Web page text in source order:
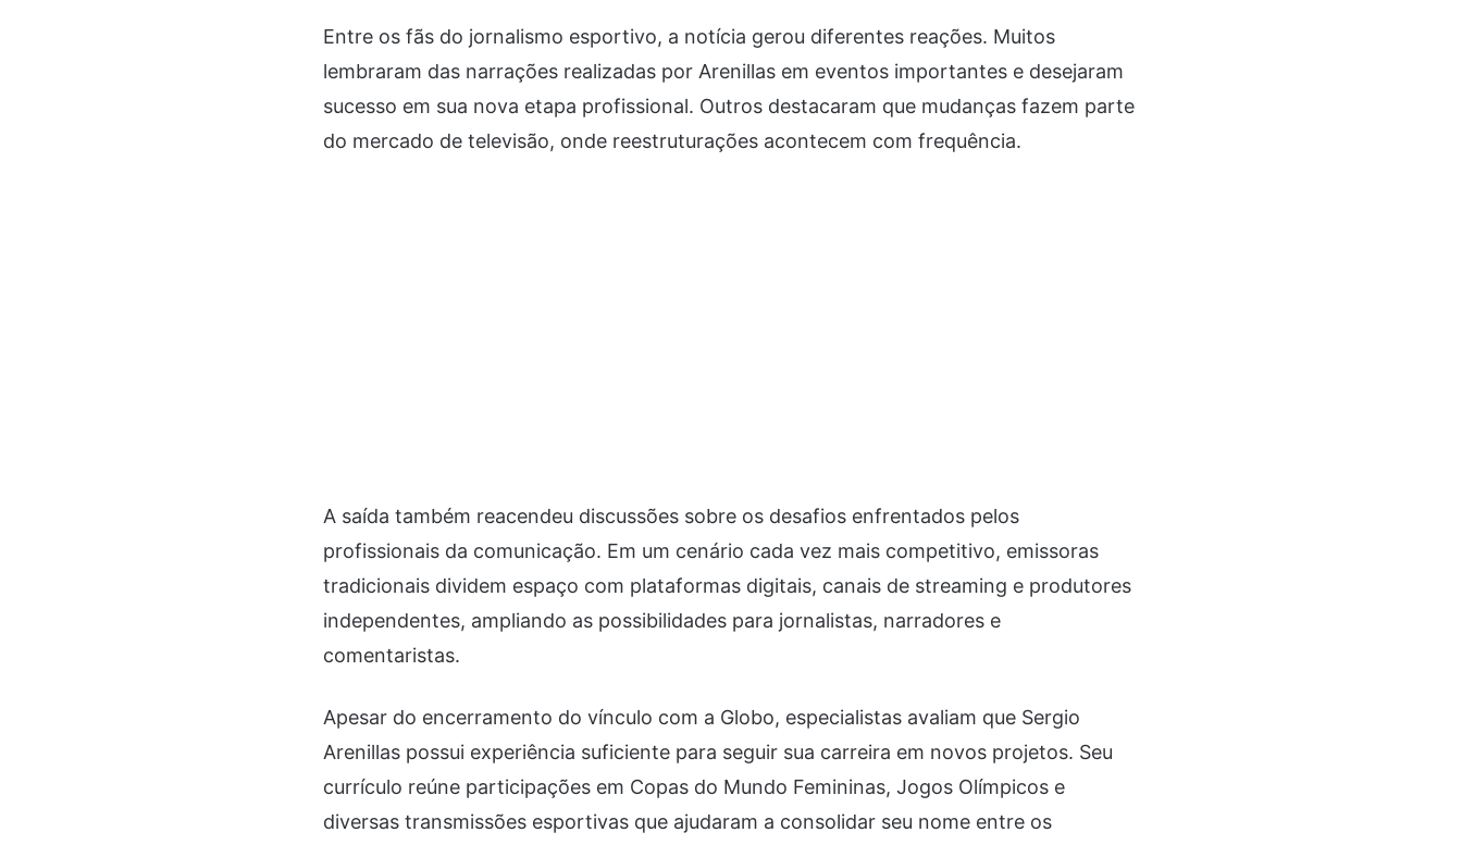
Entre os fãs do jornalismo esportivo, a notícia gerou diferentes reações. Muitos
lembraram das narrações realizadas por Arenillas em eventos importantes e desejaram
sucesso em sua nova etapa profissional. Outros destacaram que mudanças fazem parte
do mercado de televisão, onde reestruturações acontecem com frequência.
A saída também reacendeu discussões sobre os desafios enfrentados pelos
profissionais da comunicação. Em um cenário cada vez mais competitivo, emissoras
tradicionais dividem espaço com plataformas digitais, canais de streaming e produtores
independentes, ampliando as possibilidades para jornalistas, narradores e
comentaristas.
Apesar do encerramento do vínculo com a Globo, especialistas avaliam que Sergio
Arenillas possui experiência suficiente para seguir sua carreira em novos projetos. Seu
currículo reúne participações em Copas do Mundo Femininas, Jogos Olímpicos e
diversas transmissões esportivas que ajudaram a consolidar seu nome entre os